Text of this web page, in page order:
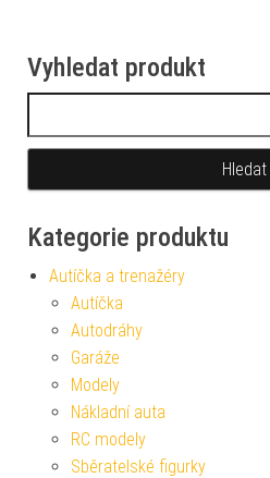
Vyhledat produkt
Kategorie produktu
Autíčka a trenažéry
Autíčka
Autodráhy
Garáže
Modely
Nákladní auta
RC modely
Sběratelské figurky